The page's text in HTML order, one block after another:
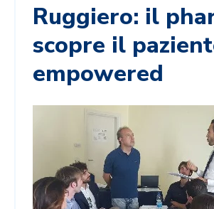
Ruggiero: il
scopre il
empowered